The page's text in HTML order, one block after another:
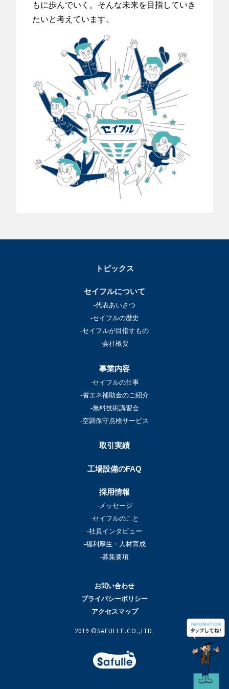
もに歩んでいく。そんな未来を目指していき
たいと考えています。
トピックス
セイフルについて
-代表あいさつ
-セイフルの歴史
-セイフルが目指すもの
-会社概要
事業内容
-セイフルの仕事
-省エネ補助金のご紹介
-無料技術講習会
-空調保守点検サービス
取引実績
工場設備のFAQ
採用情報
-メッセージ
-セイフルのこと
-社員インタビュー
-福利厚生・人材育成
-募集要項
お問い合わせ
プライバシーポリシー
アクセスマップ
2019 ©SAFULLE.CO.,LTD.